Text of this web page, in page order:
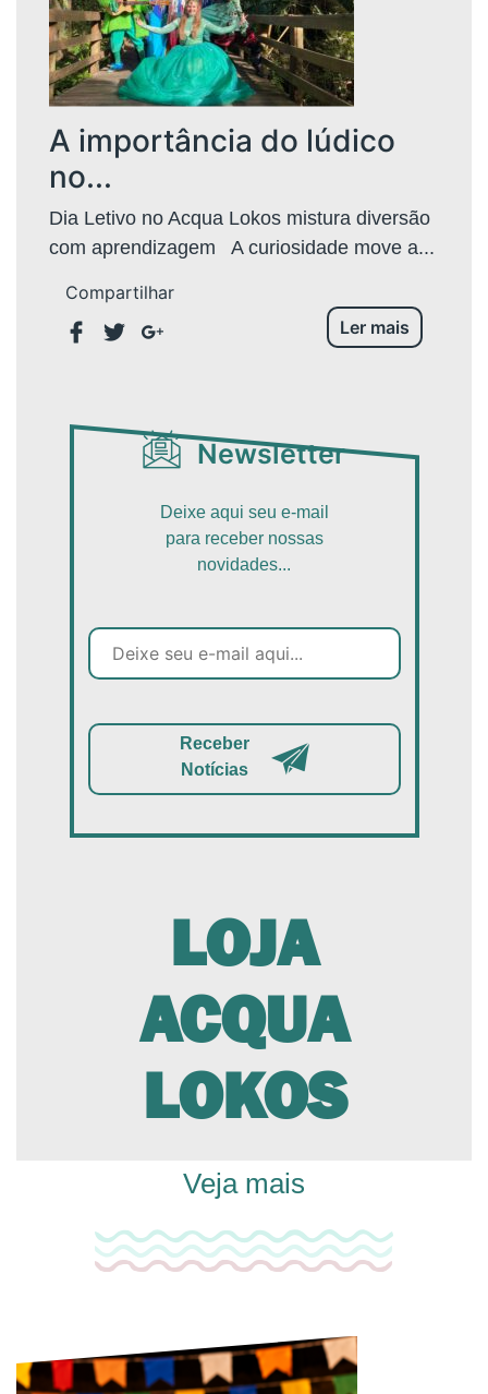
A importância do lúdico
no...
Dia Letivo no Acqua Lokos mistura diversão
com aprendizagem A curiosidade move a...
Compartilhar
Ler mais
Newsletter
Deixe aqui seu e-mail
para receber nossas
novidades...
Receber
Notícias
LOJA
ACQUA
LOKOS
Veja mais